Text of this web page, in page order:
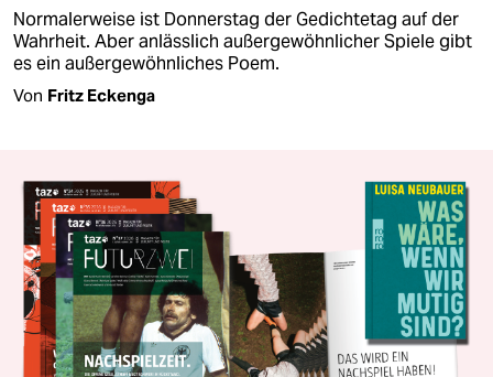
Normalerweise ist Donnerstag der Gedichtetag auf der
Wahrheit. Aber anlässlich außergewöhnlicher Spiele gibt
es ein außergewöhnliches Poem.
Von Fritz Eckenga